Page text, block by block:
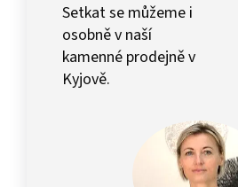
Setkat se můžeme i
osobně v naší
kamenné prodejně v
Kyjově.